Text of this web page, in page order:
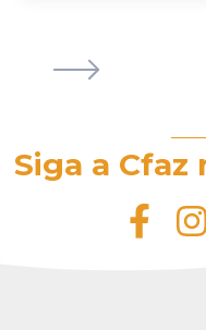
Siga a Cfaz